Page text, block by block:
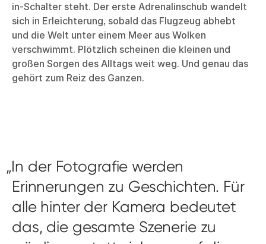
in-Schalter steht. Der erste Adrenalinschub wandelt
sich in Erleichterung, sobald das Flugzeug abhebt
und die Welt unter einem Meer aus Wolken
verschwimmt. Plötzlich scheinen die kleinen und
großen Sorgen des Alltags weit weg. Und genau das
gehört zum Reiz des Ganzen.
In der Fotografie werden
Erinnerungen zu Geschichten. Für
alle hinter der Kamera bedeutet
das, die gesamte Szenerie zu